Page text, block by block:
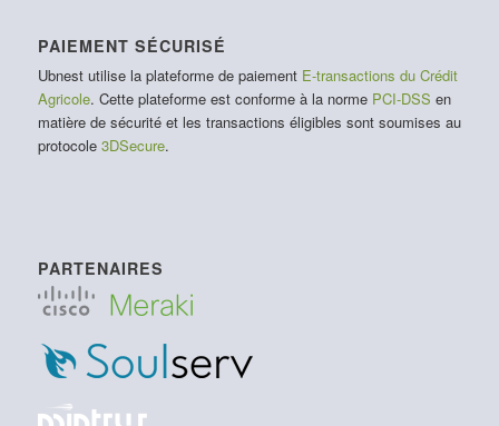
PAIEMENT SÉCURISÉ
Ubnest utilise la plateforme de paiement E-transactions du Crédit
Agricole. Cette plateforme est conforme à la norme PCI-DSS en
matière de sécurité et les transactions éligibles sont soumises au
protocole 3DSecure.
PARTENAIRES